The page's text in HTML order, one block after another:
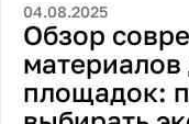
04.08.2025
Обзор
материалов
площадок: